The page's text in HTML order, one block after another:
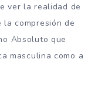
ver la realidad de
la compresión de
Absoluto que
masculina como a